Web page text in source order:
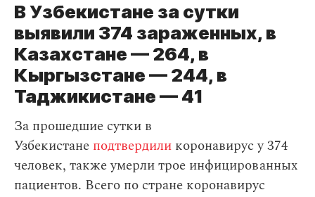
В Узбекистане за сутки
выявили 374 зараженных, в
Казахстане — 264, в
Кыргызстане — 244, в
Таджикистане — 41
За прошедшие сутки в
Узбекистане подтвердили коронавирус у 374
человек, также умерли трое инфицированных
пациентов. Всего по стране коронавирус